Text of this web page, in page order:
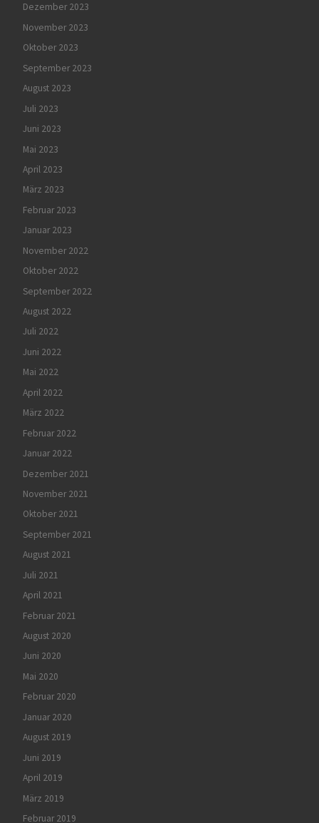
Dezember 2023
November 2023
Oktober 2023
September 2023
August 2023
Juli 2023
Juni 2023
Mai 2023
April 2023
März 2023
Februar 2023
Januar 2023
November 2022
Oktober 2022
September 2022
August 2022
Juli 2022
Juni 2022
Mai 2022
April 2022
März 2022
Februar 2022
Januar 2022
Dezember 2021
November 2021
Oktober 2021
September 2021
August 2021
Juli 2021
April 2021
Februar 2021
August 2020
Juni 2020
Mai 2020
Februar 2020
Januar 2020
August 2019
Juni 2019
April 2019
März 2019
Februar 2019